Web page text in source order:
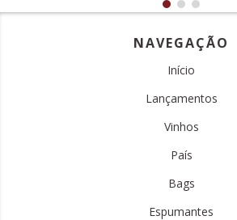
NAVEGAÇÃO
Início
Lançamentos
Vinhos
País
Bags
Espumantes